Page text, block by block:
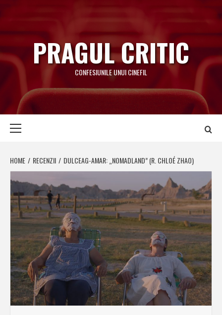
to
content
PRAGUL CRITIC
CONFESIUNILE UNUI CINEFIL
HOME RECENZII DULCEAG-AMAR: „NOMADLAND” (R. CHLOÉ ZHAO)